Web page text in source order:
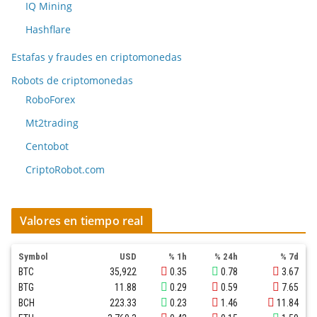
IQ Mining
Hashflare
Estafas y fraudes en criptomonedas
Robots de criptomonedas
RoboForex
Mt2trading
Centobot
CriptoRobot.com
Valores en tiempo real
Symbol USD % 1h % 24h % 7d
BTC 35,922 0.35 0.78
3.67
BTG
11.88 0.29 0.59
7.65
BCH
223.33 0.23 1.46
11.84